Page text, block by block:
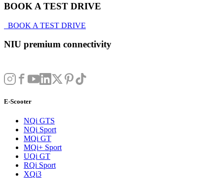
BOOK A TEST DRIVE
BOOK A TEST DRIVE
NIU premium connectivity
E-Scooter
NQi GTS
NQi Sport
MQi GT
MQi+ Sport
UQi GT
RQi Sport
XQi3